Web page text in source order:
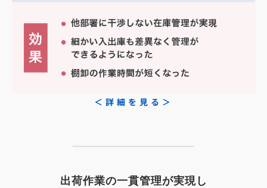
＜詳細を見る＞
出荷作業の一貫管理が実現し